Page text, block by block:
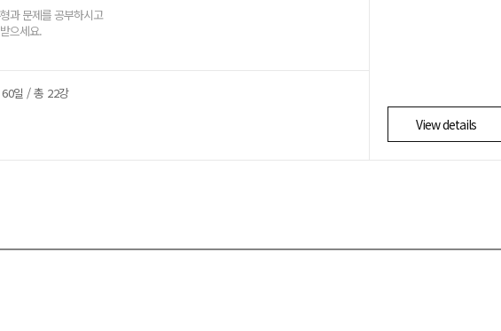
과 문제를 공부하시고
으세요.
일 / 총 22강
View details